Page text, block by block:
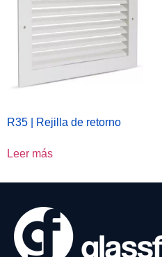
R35 | Rejilla de retorno
Leer más